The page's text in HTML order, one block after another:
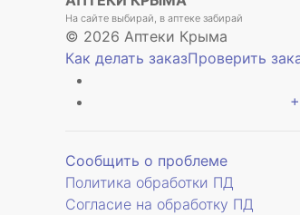
На сайте выбирай, в аптеке забирай
© 2026 Аптеки Крыма
Как делать заказПроверить
Сообщить о проблеме
Политика обработки ПД
Согласие на обработку ПД